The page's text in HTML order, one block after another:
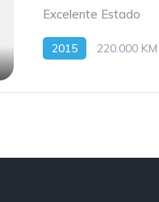
Excelente Estado
2015 220.000 KM